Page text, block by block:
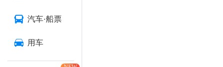
汽车·船票
用车